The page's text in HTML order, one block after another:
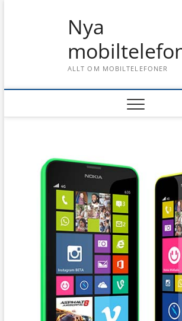
Nya
ALLT OM MOBILTELEFONER